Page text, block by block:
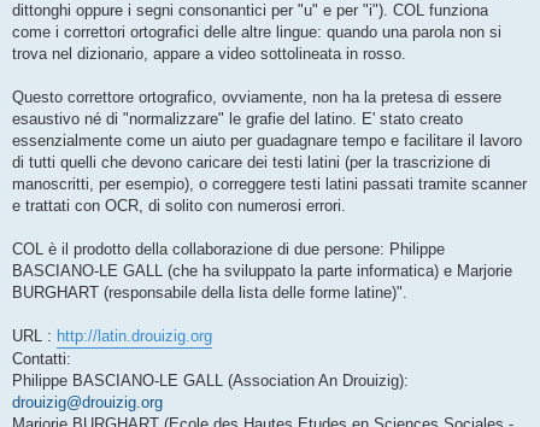
dittonghi oppure i segni consonantici per "u" e per "i"). COL funziona
come i correttori ortografici delle altre lingue: quando una parola non si
trova nel dizionario, appare a video sottolineata in rosso.
Questo correttore ortografico, ovviamente, non ha la pretesa di essere
esaustivo né di "normalizzare" le grafie del latino. E' stato creato
essenzialmente come un aiuto per guadagnare tempo e facilitare il lavoro
di tutti quelli che devono caricare dei testi latini (per la trascrizione di
manoscritti, per esempio), o correggere testi latini passati tramite scanner
e trattati con OCR, di solito con numerosi errori.
COL è il prodotto della collaborazione di due persone: Philippe
BASCIANO-LE GALL (che ha sviluppato la parte informatica) e Marjorie
BURGHART (responsabile della lista delle forme latine)".
URL : http://latin.drouizig.org
Contatti:
Philippe BASCIANO-LE GALL (Association An Drouizig):
drouizig@drouizig.org